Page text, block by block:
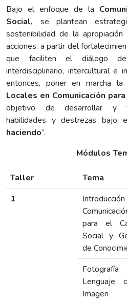
Bajo el enfoque de la
Social, se plantean
sostenibilidad de la
acciones, a partir del
que faciliten el diálogo de
interdisciplinario, intercultural e
entonces, poner en marcha
Locales en Comunicación
objetivo de desarrollar y
habilidades y destrezas bajo
haciendo”.
Módulos
Taller Tema
1
para el
Social y
de
Lenguaje
Imagen